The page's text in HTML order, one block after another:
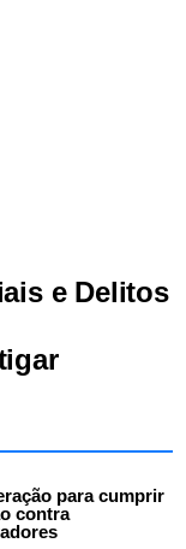
e Delitos
para cumprir
contra